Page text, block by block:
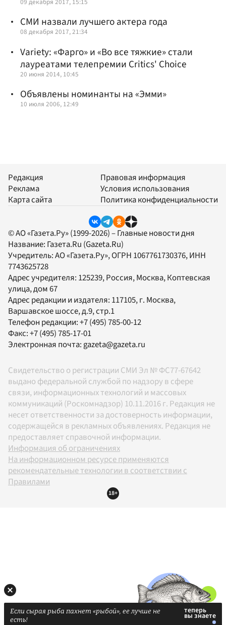
СМИ назвали лучшего актера года
08 декабря 2017, 21:34
Variety: «Фарго» и «Во все тяжкие» стали
лауреатами телепремии Critics' Choice
20 июня 2014, 10:45
Объявлены номинанты на «Эмми»
10 июля 2006, 12:49
Редакция
Реклама
Карта сайта
Правовая информация
Условия использования
Политика конфиденциальности
© АО «Газета.Ру» (1999-2026) – Главные новости дня
Название: Газета.Ru (Gazeta.Ru)
Учредитель:АО «Газета.Ру», ОГРН 1067761730376, ИНН
7743625728
Адрес учредителя: 125239, Россия, Москва, Коптевская
улица, дом 67
Адрес редакции и издателя: 117105, г. Москва,
Варшавское шоссе, д.9, стр.1
Телефон редакции:+7 (495) 785-00-12
Факс:+7 (495) 785-17-01
Электронная почта:gazeta@gazeta.ru
Свидетельство о регистрации СМИ Эл № ФС77-67642
выдано федеральной службой по надзору в сфере
связи, информационных технологий и массовых
коммуникаций (Роскомнадзор) 10.11.2016 г. Редакция не
несет ответственности за достоверность информации,
содержащейся в рекламных объявлениях. Редакция не
предоставляет справочной информации.
Информация об ограничениях
На информационном ресурсе применяются
рекомендательные технологии в соответствии с
Правилами
18+
Если сырая рыба пахнет «рыбой», ее лучше не
есть!